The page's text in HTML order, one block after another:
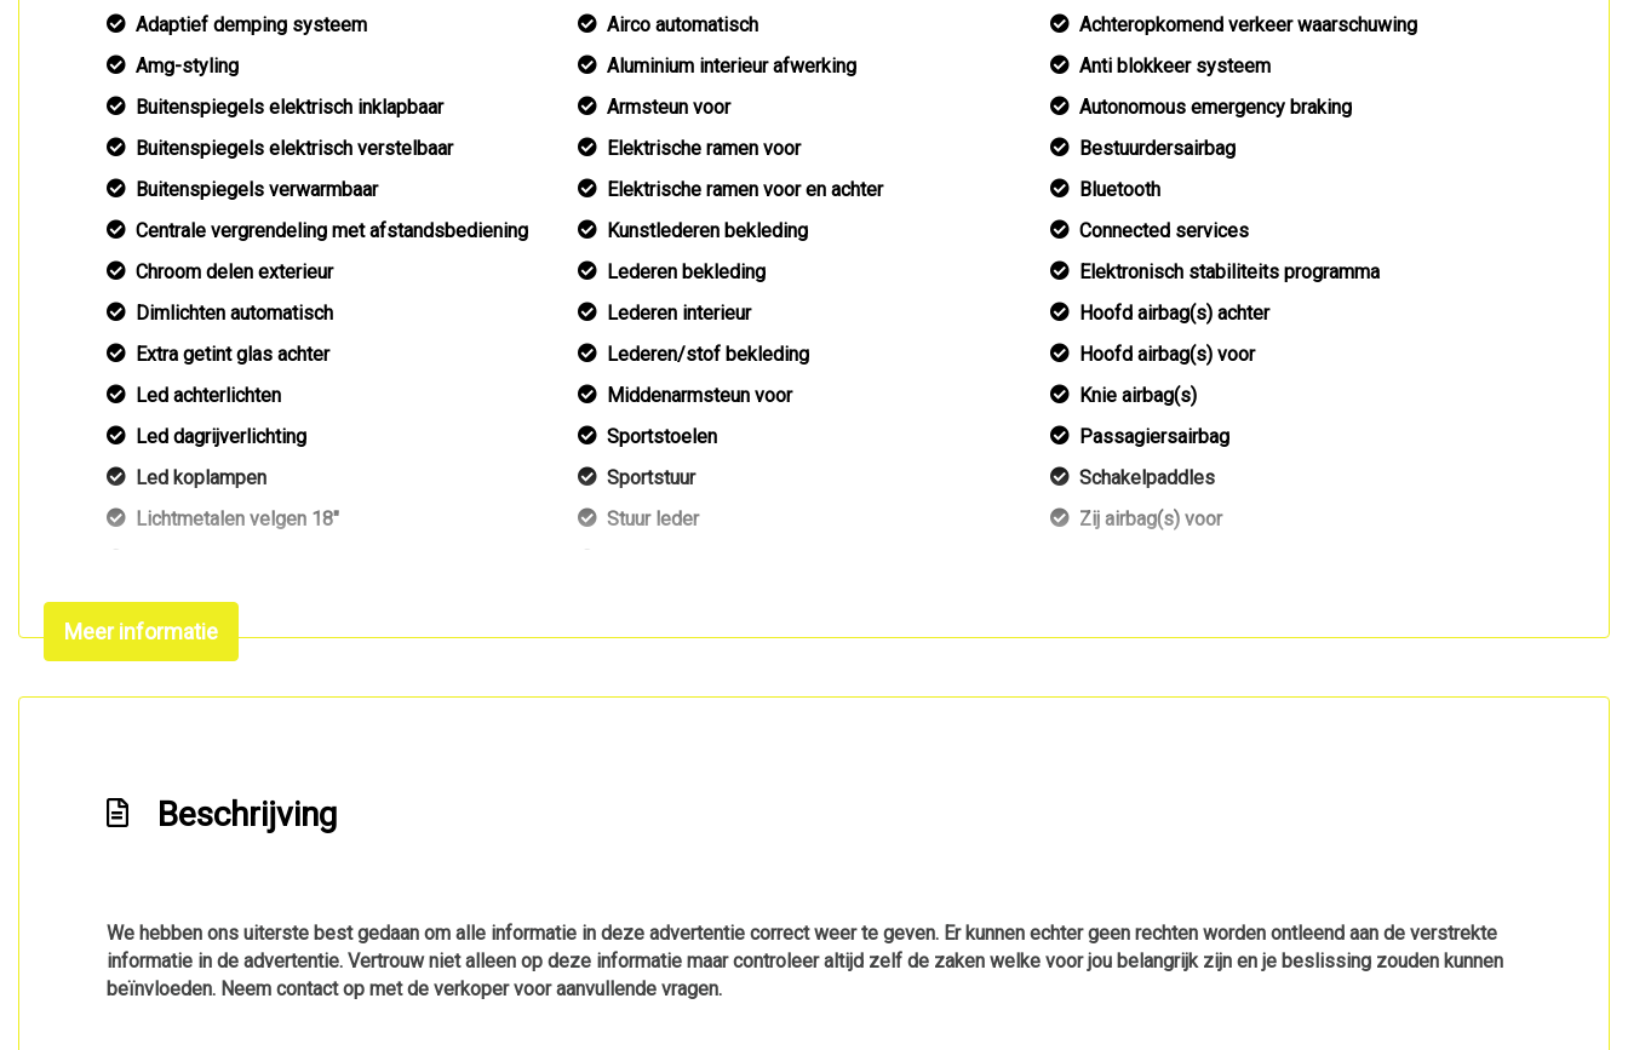
Adaptief demping systeem
Amg-styling
Buitenspiegels elektrisch inklapbaar
Buitenspiegels elektrisch verstelbaar
Buitenspiegels verwarmbaar
Centrale vergrendeling met afstandsbediening
Chroom delen exterieur
Dimlichten automatisch
Extra getint glas achter
Led achterlichten
Led dagrijverlichting
Led koplampen
Lichtmetalen velgen 18"
Parkeersensor voor en achter
Sportonderstel
Airco automatisch
Aluminium interieur afwerking
Armsteun voor
Elektrische ramen voor
Elektrische ramen voor en achter
Kunstlederen bekleding
Lederen bekleding
Lederen interieur
Lederen/stof bekleding
Middenarmsteun voor
Sportstoelen
Sportstuur
Stuur leder
Voorstoelen verwarmd
Achteropkomend verkeer waarschuwing
Anti blokkeer systeem
Autonomous emergency braking
Bestuurdersairbag
Bluetooth
Connected services
Elektronisch stabiliteits programma
Hoofd airbag(s) achter
Hoofd airbag(s) voor
Knie airbag(s)
Passagiersairbag
Schakelpaddles
Zij airbag(s) voor
Meer informatie
Beschrijving
We hebben ons uiterste best gedaan om alle informatie in deze advertentie correct weer te geven. Er kunnen echter geen rechten worden ontleend aan de verstrekte
informatie in de advertentie. Vertrouw niet alleen op deze informatie maar controleer altijd zelf de zaken welke voor jou belangrijk zijn en je beslissing zouden kunnen
beïnvloeden. Neem contact op met de verkoper voor aanvullende vragen.